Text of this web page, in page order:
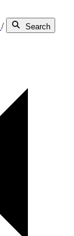
/ Search